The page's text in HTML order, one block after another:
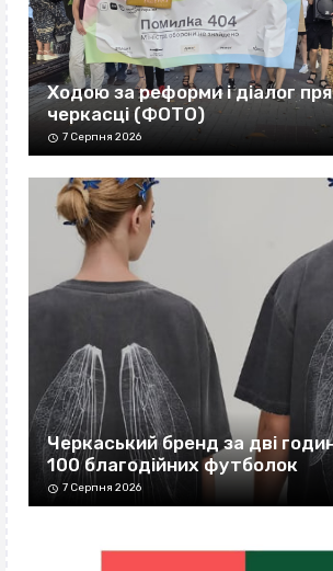
Ходою за реформи і діалог
черкасці (ФОТО)
7 Серпня 2026
Черкаський бренд за дві
100 благодійних футболок
7 Серпня 2026